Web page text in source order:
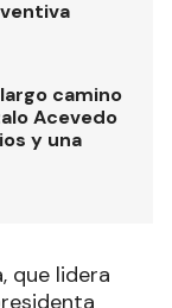
camino
Acevedo
y una
que lidera